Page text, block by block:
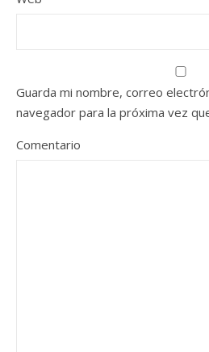
Guarda mi nombre, correo
navegador para la próxima vez
Comentario